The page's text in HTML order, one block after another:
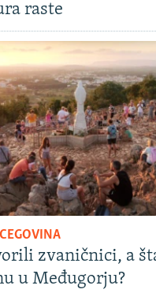
raste
zvaničnici, a
u Međugorju?